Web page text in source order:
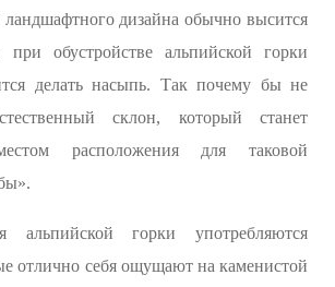
дизайна обычно высится
обустройстве альпийской горки
делать насыпь. Так почему бы не
склон, который станет
расположения для таковой
альпийской горки употребляются
отлично себя ощущают на каменистой